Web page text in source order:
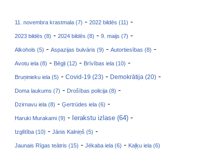
11. novembra krastmala (7) - 2022 bildēs (11) -
2023 bildēs (8) - 2024 bildēs (8) - 9. maijs (7) -
Alkohols (5) - Aspazijas bulvāris (9) - Autortiesības (8) -
Avotu iela (8) - Bēgļi (12) - Brīvības iela (10) -
Bruņinieku iela (5) - Covid-19 (23) - Demokrātija (20) -
Doma laukums (7) - Drošības policija (8) -
Dzirnavu iela (8) - Ģertrūdes iela (6) -
Haruki Murakami (9) - Ierakstu izlase (64) -
Izglītība (10) - Jānis Kalniņš (5) -
Jaunais Rīgas teātris (15) - Jēkaba iela (6) - Kaļķu iela (6)